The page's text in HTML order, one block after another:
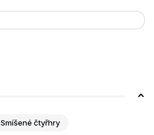
Smíšené čtyřhry